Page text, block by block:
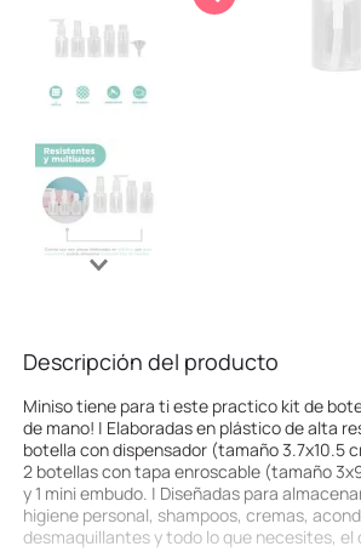
Descripción del producto
Miniso tiene para ti este practico kit de
de mano! | Elaboradas en plástico de alta
botella con dispensador (tamaño 3.7x10.5
2 botellas con tapa enroscable (tamaño
y 1 mini embudo. | Diseñadas para
higiene personal, shampoos, cremas,
desmaquillantes y todo lo que necesites,
.